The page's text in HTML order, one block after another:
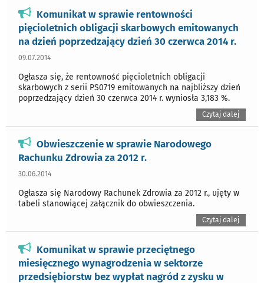
Komunikat w sprawie rentowności
pięcioletnich obligacji skarbowych emitowanych
na dzień poprzedzający dzień 30 czerwca 2014 r.
09.07.2014
Ogłasza się, że rentowność pięcioletnich obligacji
skarbowych z serii PS0719 emitowanych na najbliższy dzień
poprzedzający dzień 30 czerwca 2014 r. wyniosła 3,183 %.
Czytaj dalej
Obwieszczenie w sprawie Narodowego
Rachunku Zdrowia za 2012 r.
30.06.2014
Ogłasza się Narodowy Rachunek Zdrowia za 2012 r., ujęty w
tabeli stanowiącej załącznik do obwieszczenia.
Czytaj dalej
Komunikat w sprawie przeciętnego
miesięcznego wynagrodzenia w sektorze
przedsiębiorstw bez wypłat nagród z zysku w